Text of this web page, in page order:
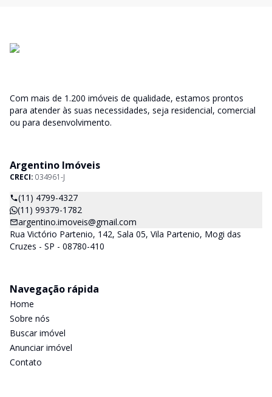
Com mais de 1.200 imóveis de qualidade, estamos prontos
para atender às suas necessidades, seja residencial, comercial
ou para desenvolvimento.
Argentino Imóveis
CRECI: 034961-J
(11) 4799-4327
(11) 99379-1782
argentino.imoveis@gmail.com
Rua Victório Partenio, 142, Sala 05, Vila Partenio, Mogi das
Cruzes - SP - 08780-410
Navegação rápida
Home
Sobre nós
Buscar imóvel
Anunciar imóvel
Contato